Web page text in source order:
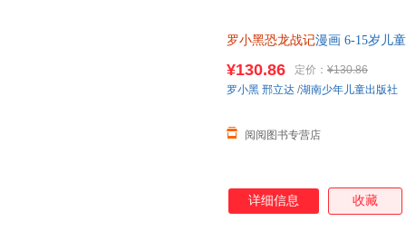
得主，中国古生物学会科普工
20种恐龙的100+知识，兼具专
进恐龙世界，与这些史前巨兽
罗小黑恐龙战记漫画 6-15岁儿
¥130.86 定价： ¥130.86
阅阅图书专营店
罗小黑 邢立达 /湖南少年儿童出版社
详细信息 收藏